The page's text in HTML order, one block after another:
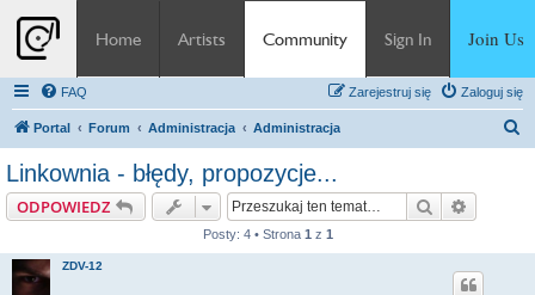
Home Artists Community Sign In Join Us
FAQ Zaloguj się
Zarejestruj się
Portal Forum Administracja Administracja
Linkownia - błędy, propozycje...
ODPOWIEDZ Szukaj
Posty: 4 • Strona 1 z 1
ZDV-12